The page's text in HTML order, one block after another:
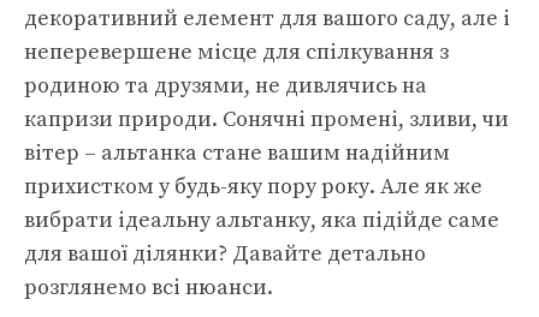
декоративний елемент для вашого саду, але і
неперевершене місце для спілкування з
родиною та друзями, не дивлячись на
капризи природи. Сонячні промені, зливи, чи
вітер – альтанка стане вашим надійним
прихистком у будь-яку пору року. Але як же
вибрати ідеальну альтанку, яка підійде саме
для вашої ділянки? Давайте детально
розглянемо всі нюанси.